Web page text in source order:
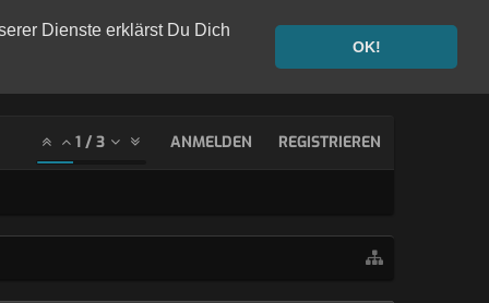
Dienste erklärst Du Dich
OK!
1 / 3 ANMELDEN REGISTRIEREN